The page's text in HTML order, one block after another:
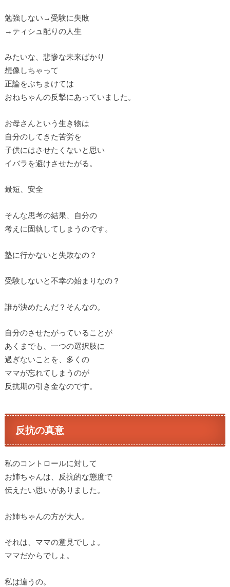
勉強しない→受験に失敗
→ティシュ配りの人生
みたいな、悲惨な未来ばかり
想像しちゃって
正論をぶちまけては
おねちゃんの反撃にあっていました。
お母さんという生き物は
自分のしてきた苦労を
子供にはさせたくないと思い
イバラを避けさせたがる。
最短、安全
そんな思考の結果、自分の
考えに固執してしまうのです。
塾に行かないと失敗なの？
受験しないと不幸の始まりなの？
誰が決めたんだ？そんなの。
自分のさせたがっていることが
あくまでも、一つの選択肢に
過ぎないことを、多くの
ママが忘れてしまうのが
反抗期の引き金なのです。
反抗の真意
私のコントロールに対して
お姉ちゃんは、反抗的な態度で
伝えたい思いがありました。
お姉ちゃんの方が大人。
それは、ママの意見でしょ。
ママだからでしょ。
私は違うの。